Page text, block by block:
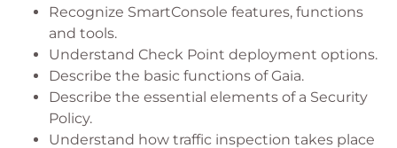
Recognize SmartConsole features, functions
and tools.
Understand Check Point deployment options.
Describe the basic functions of Gaia.
Describe the essential elements of a Security
Policy.
Understand how traffic inspection takes place